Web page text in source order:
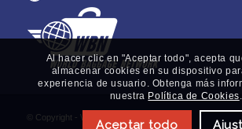
© Copyright - World Baggage Network
Al hacer clic en "Aceptar todo", acepta
almacenar cookies en su dispositivo
experiencia de usuario. Obtenga más
nuestra Política de Cookies.
Aceptar todo